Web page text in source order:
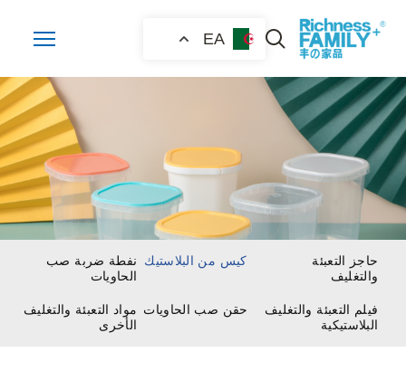
EA
حاجز التعبئة
والتغليف
كيس من البلاستيك
نفطة ضربة صب
الحاويات
فيلم التعبئة والتغليف
البلاستيكية
حقن صب الحاويات مواد التعبئة والتغليف
الأخرى